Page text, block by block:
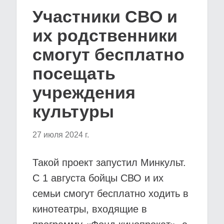
Участники СВО и
их родственники
смогут бесплатно
посещать
учреждения
культуры
27 июля 2024 г.
Такой проект запустил Минкульт.
С 1 августа бойцы СВО и их
семьи смогут бесплатно ходить в
кинотеатры, входящие в